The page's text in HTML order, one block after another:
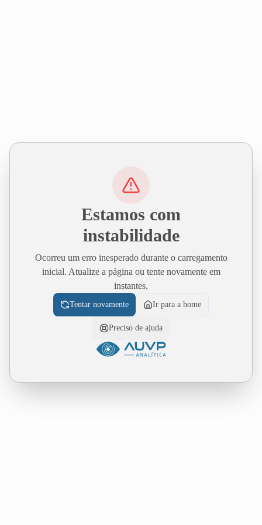
Estamos com
instabilidade
Ocorreu um erro inesperado durante o carregamento
inicial. Atualize a página ou tente novamente em
instantes.
Tentar novamente Ir para a home
Preciso de ajuda